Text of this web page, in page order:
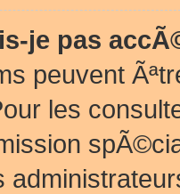
je pas
peuvent
les